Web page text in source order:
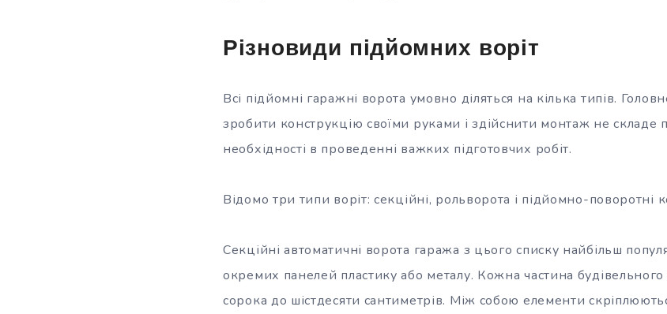
Різновиди підйомних воріт
Всі підйомні гаражні ворота умовно діляться на кілька типів.
зробити конструкцію своїми руками і здійснити монтаж не
необхідності в проведенні важких підготовчих робіт.
Відомо три типи воріт: секційні, рольворота і підйомно-поворотні
Секційні автоматичні ворота гаража з цього списку найбільш
окремих панелей пластику або металу. Кожна частина будівельного
сорока до шістдесяти сантиметрів. Між собою елементи